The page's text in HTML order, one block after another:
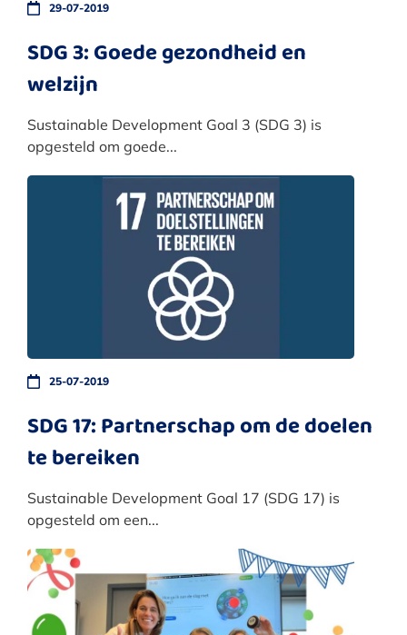
29-07-2019
SDG 3: Goede gezondheid en
welzijn
Sustainable Development Goal 3 (SDG 3) is
opgesteld om goede...
25-07-2019
SDG 17: Partnerschap om de doelen
te bereiken
Sustainable Development Goal 17 (SDG 17) is
opgesteld om een...